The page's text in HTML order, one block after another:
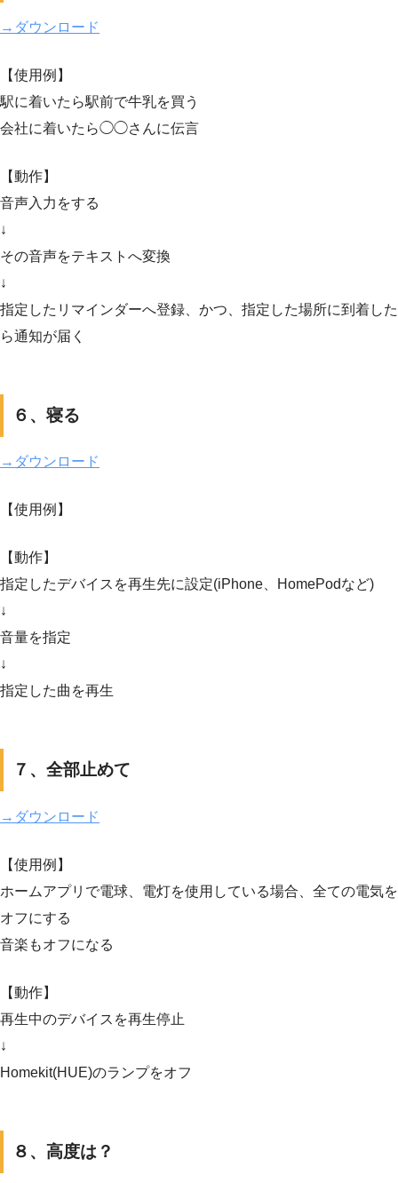
→ダウンロード
【使用例】
駅に着いたら駅前で牛乳を買う
会社に着いたら◯◯さんに伝言
【動作】
音声入力をする
↓
その音声をテキストへ変換
↓
指定したリマインダーへ登録、かつ、指定した場所に到着した
ら通知が届く
６、寝る
→ダウンロード
【使用例】
【動作】
指定したデバイスを再生先に設定(iPhone、HomePodなど)
↓
音量を指定
↓
指定した曲を再生
７、全部止めて
→ダウンロード
【使用例】
ホームアプリで電球、電灯を使用している場合、全ての電気を
オフにする
音楽もオフになる
【動作】
再生中のデバイスを再生停止
↓
Homekit(HUE)のランプをオフ
８、高度は？